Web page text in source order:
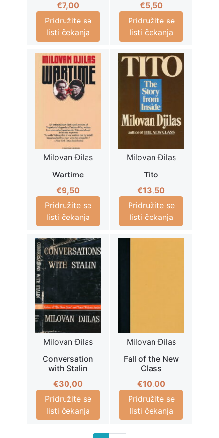
€7,00
Pridružite se
listi čekanja
€5,50
Pridružite se
listi čekanja
Milovan Đilas
Wartime
€9,50
Pridružite se
listi čekanja
Milovan Đilas
Tito
€13,50
Pridružite se
listi čekanja
Milovan Đilas
Conversation
with Stalin
€30,00
Pridružite se
listi čekanja
Milovan Đilas
Fall of the New
Class
€10,00
Pridružite se
listi čekanja